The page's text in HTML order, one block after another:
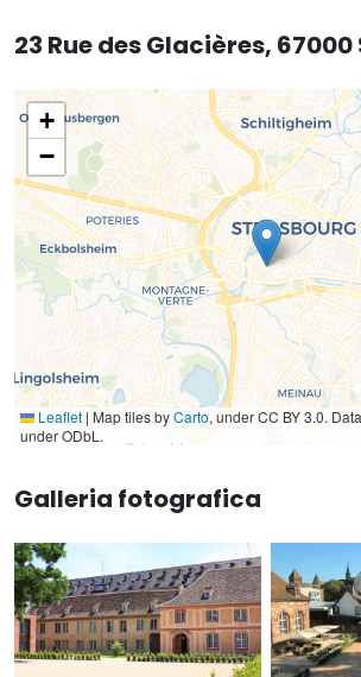
23 Rue des Glacières,
+
−
Leaflet | Map tiles byCarto, under CC BY 3.0.
under ODbL.
Galleria fotografica